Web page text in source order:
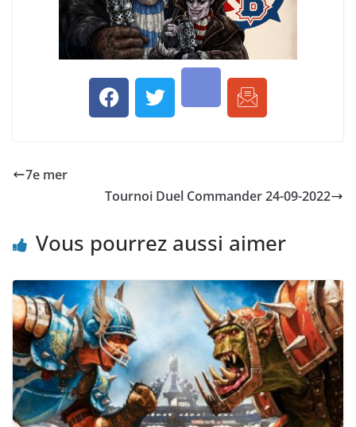
7e mer
Tournoi Duel Commander 24-09-2022
Vous pourrez aussi aimer